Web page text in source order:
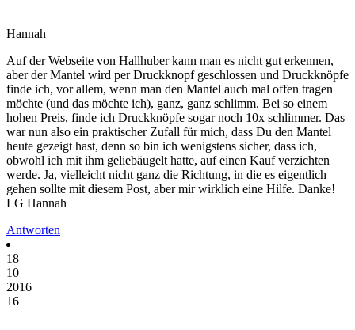
Hannah
Auf der Webseite von Hallhuber kann man es nicht gut erkennen,
aber der Mantel wird per Druckknopf geschlossen und Druckknöpfe
finde ich, vor allem, wenn man den Mantel auch mal offen tragen
möchte (und das möchte ich), ganz, ganz schlimm. Bei so einem
hohen Preis, finde ich Druckknöpfe sogar noch 10x schlimmer. Das
war nun also ein praktischer Zufall für mich, dass Du den Mantel
heute gezeigt hast, denn so bin ich wenigstens sicher, dass ich,
obwohl ich mit ihm geliebäugelt hatte, auf einen Kauf verzichten
werde. Ja, vielleicht nicht ganz die Richtung, in die es eigentlich
gehen sollte mit diesem Post, aber mir wirklich eine Hilfe. Danke!
LG Hannah
Antworten
18
10
2016
16